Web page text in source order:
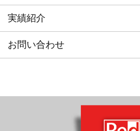
実績紹介
お問い合わせ